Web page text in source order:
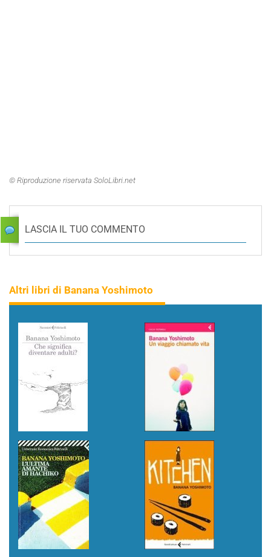
© Riproduzione riservata SoloLibri.net
LASCIA IL TUO COMMENTO
Altri libri di Banana Yoshimoto